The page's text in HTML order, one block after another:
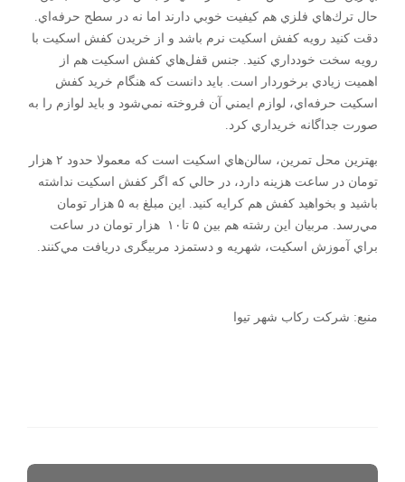
حال ترك‌هاي فلزي هم كيفيت خوبي دارند اما نه در سطح حرفه‌اي.
دقت كنيد رويه كفش اسكيت نرم باشد و از خريدن كفش اسكيت با
رويه سخت خودداري كنيد. جنس قفل‌هاي كفش اسكيت هم از
اهميت زيادي برخوردار است. بايد دانست كه هنگام خريد كفش
اسكيت حرفه‌اي، لوازم ايمني آن فروخته نمي‌شود و بايد لوازم را به
صورت جداگانه خريداري كرد.
بهترين محل تمرين، سالن‌هاي اسكيت است كه معمولا حدود ۲ هزار
تومان در ساعت هزينه دارد، در حالي كه اگر كفش اسكيت نداشته
باشيد و بخواهيد كفش هم كرايه كنيد. اين مبلغ به ۵ هزار تومان
مي‌رسد. مربيان اين رشته هم بين ۵ تا۱۰ هزار تومان در ساعت
براي آموزش اسكيت، شهريه و دستمزد مربیگری دريافت مي‌كنند.
منبع: شرکت رکاب شهر تیوا